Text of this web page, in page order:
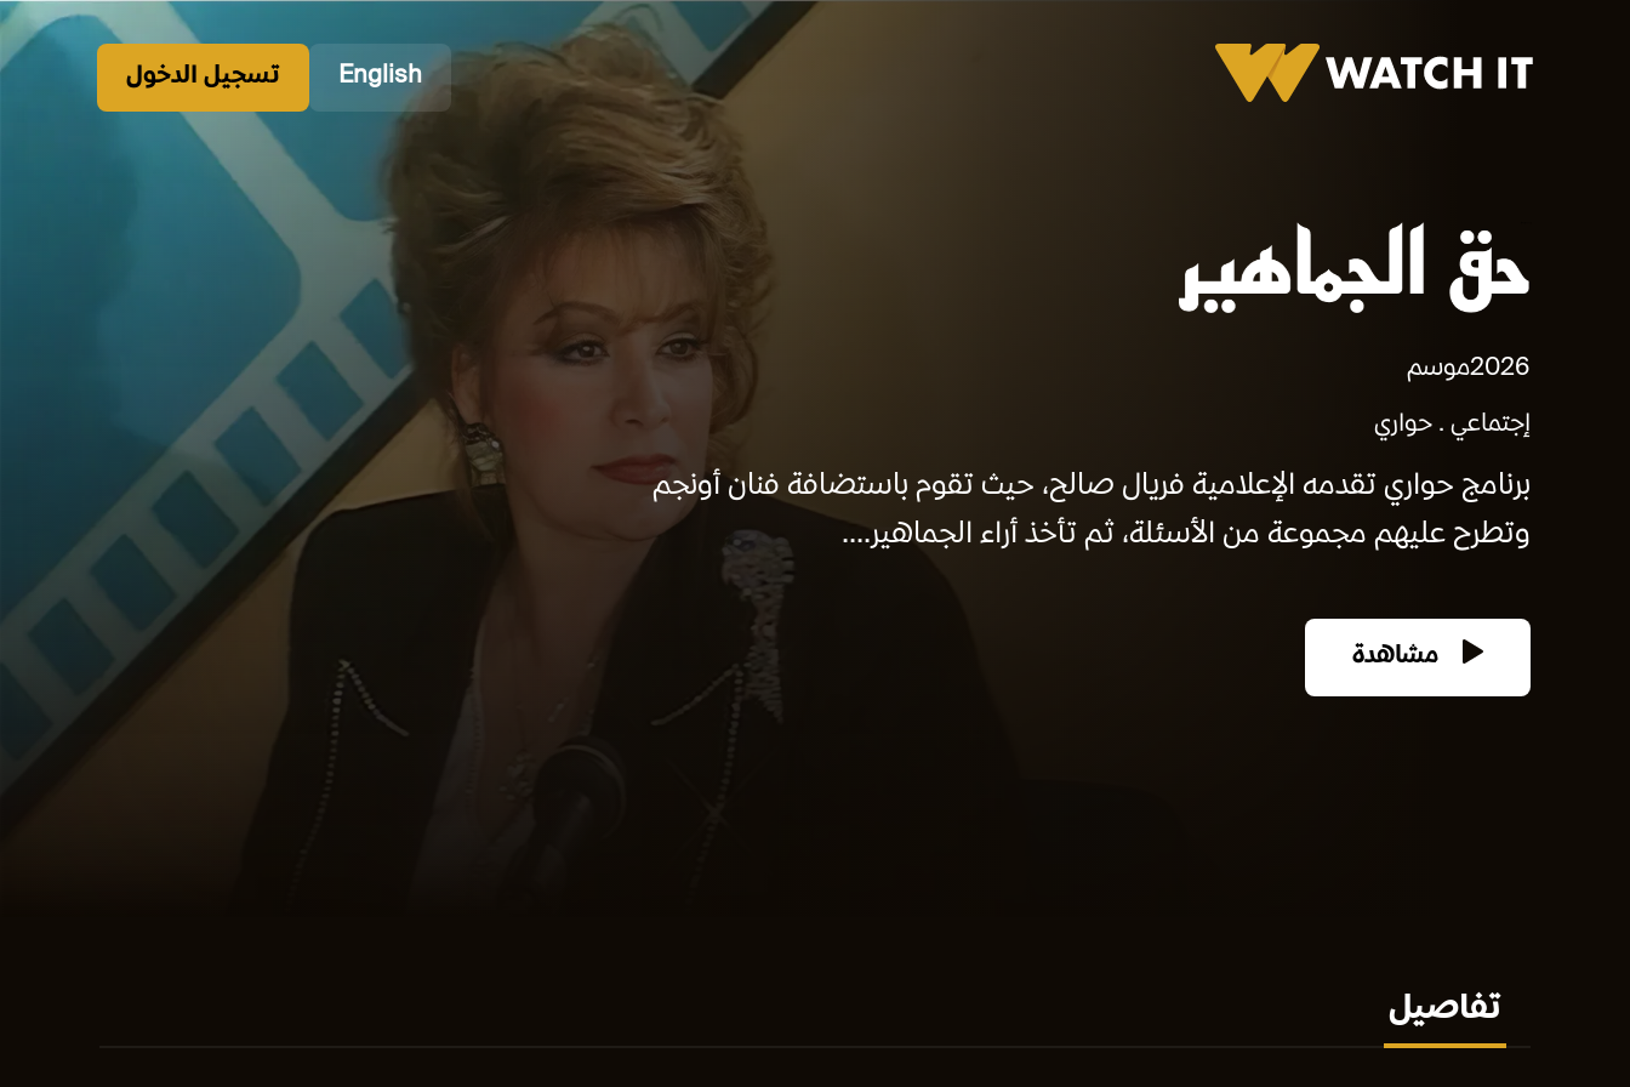
English تسجيل الدخول
2026موسم
إجتماعي حواري
برنامج حواري تقدمه الإعلامية فريال صالح، حيث تقوم باستضافة فنان أونجم
وتطرح عليهم مجموعة من الأسئلة، ثم تأخذ أراء الجماهير....
مشاهدة
تفاصيل